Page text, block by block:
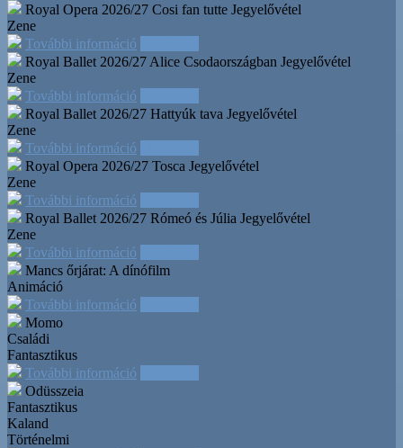
Royal Opera 2026/27 Cosi fan tutte Jegyelővétel
Zene
További információ
Royal Ballet 2026/27 Alice Csodaországban Jegyelővétel
Zene
További információ
Royal Ballet 2026/27 Hattyúk tava Jegyelővétel
Zene
További információ
Royal Opera 2026/27 Tosca Jegyelővétel
Zene
További információ
Royal Ballet 2026/27 Rómeó és Júlia Jegyelővétel
Zene
További információ
Mancs őrjárat: A dínófilm
Animáció
További információ
Momo
Családi
Fantasztikus
További információ
Odüsszeia
Fantasztikus
Kaland
Történelmi